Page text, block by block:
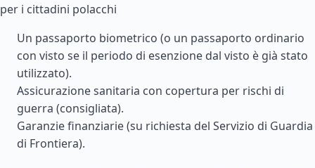
per i cittadini polacchi
Un passaporto biometrico (o un passaporto ordinario
con visto se il periodo di esenzione dal visto è già stato
utilizzato).
Assicurazione sanitaria con copertura per rischi di
guerra (consigliata).
Garanzie finanziarie (su richiesta del Servizio di Guardia
di Frontiera).